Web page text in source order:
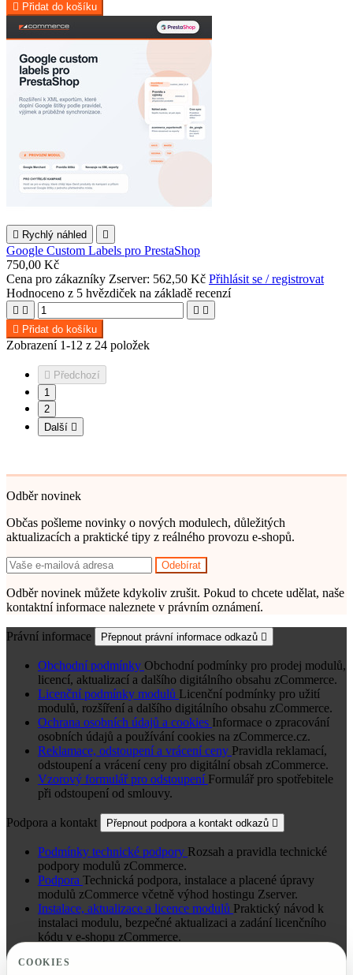
COOKIES
 Přidat do košíku
 Rychlý náhled 
Google Custom Labels pro PrestaShop
750,00 Kč
Cena pro zákazníky Zserver: 562,50 Kč Přihlásit se / registrovat
Hodnoceno z 5 hvězdiček na základě recenzí
   
 Přidat do košíku
Zobrazení 1-12 z 24 položek
 Předchozí
1
2
Další 
Odběr novinek
Občas pošleme novinky o nových modulech, důležitých
aktualizacích a praktické tipy z reálného provozu e-shopů.
Odběr novinek můžete kdykoliv zrušit. Pokud to chcete udělat, naše
kontaktní informace naleznete v právním oznámení.
Právní informace Přepnout právní informace odkazů 
Obchodní podmínky Obchodní podmínky pro prodej modulů,
licencí, aktualizací a dalšího digitálního obsahu zCommerce.
Licenční podmínky modulů Licenční podmínky pro užití
modulů, rozšíření a dalšího digitálního obsahu zCommerce.
Ochrana osobních údajů a cookies Informace o zpracování
osobních údajů a používání cookies na zCommerce.cz.
Reklamace, odstoupení a vrácení ceny Pravidla reklamací,
odstoupení a vrácení ceny pro digitální obsah zCommerce.
Vzorový formulář pro odstoupení Formulář pro spotřebitele
při odstoupení od smlouvy.
Podpora a kontakt Přepnout podpora a kontakt odkazů 
Podmínky technické podpory Rozsah a pravidla technické
podpory modulů zCommerce.
Podpora Technická podpora, instalace a placené úpravy
modulů zCommerce včetně výhod hostingu Zserver.
Instalace, aktualizace a licence modulů Praktický návod k
instalaci modulu, bezpečné aktualizaci a zadání licenčního
kódu v e-shopu zCommerce.
objednávky a odkaz na služby Zserveru.